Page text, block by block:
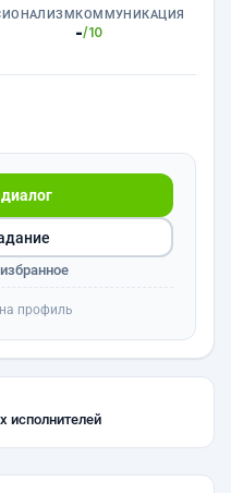
КОММУНИКАЦИЯ
-/10
профиль
исполнителей